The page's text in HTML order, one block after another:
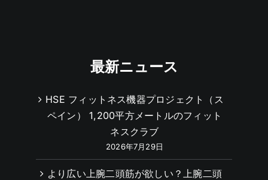
最新ニュース
HSE フィットネス機器プロジェクト（ス
ペイン） 1,200平方メートルのフィット
ネスクラブ
2026年7月29日
より広い上腕二頭筋が欲しい？上腕二頭